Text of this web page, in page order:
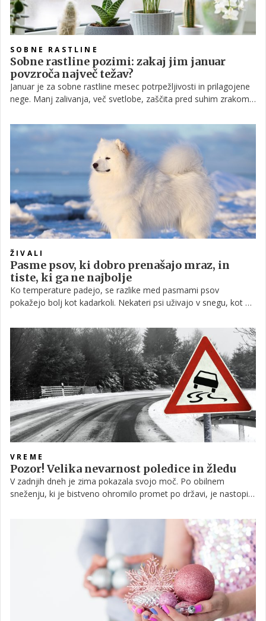
SOBNE RASTLINE
Sobne rastline pozimi: zakaj jim januar
povzroča največ težav?
Januar je za sobne rastline mesec potrpežljivosti in prilagojene
nege. Manj zalivanja, več svetlobe, zaščita pred suhim zrakom
prestale zimo. Če jim v tem obdobju zagotovimo mir in stabilne
razmere, nas bodo spomladi nagradile z zdravo rastjo in novimi
ŽIVALI
Pasme psov, ki dobro prenašajo mraz, in
tiste, ki ga ne najbolje
Ko temperature padejo, se razlike med pasmami psov
pokažejo bolj kot kadarkoli. Nekateri psi uživajo v snegu, kot bi
hladnem vetru iščejo zavetje.
VREME
Pozor! Velika nevarnost poledice in žledu
V zadnjih dneh je zima pokazala svojo moč. Po obilnem
sneženju, ki je bistveno ohromilo promet po državi, je nastopil
lokalno povzroči tudi škodo na drevju in infrastrukturi. Največ
težav bo povzročala poledica, zato je za severovzhod države
razglašeno oranžno vremensko opozorilo.